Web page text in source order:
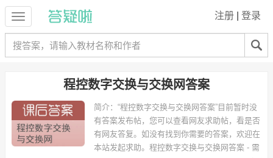
注册 登录
程控数字交换与交换网答案
简介： “程控数字交换与交换网答案”目前暂时没
有答案发布帖，您可以查看网友求助帖，看是否
有网友答复。如没有找到你需要的答案，欢迎在
本站发起求助。 程控数字交换与交换网答案 - 需